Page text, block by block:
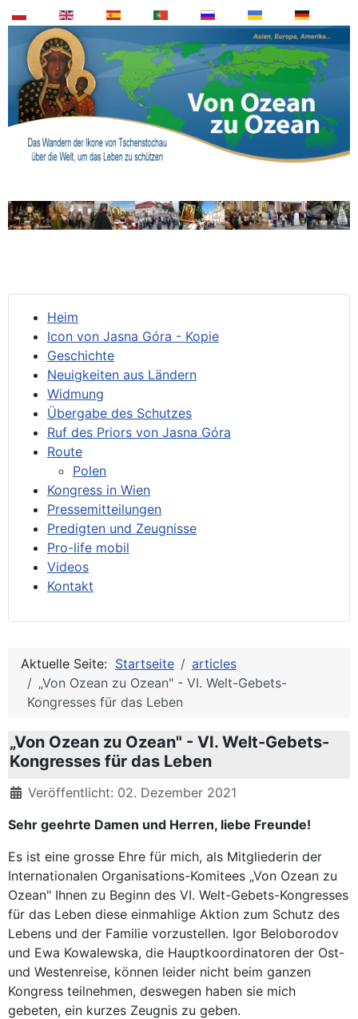
Heim
Icon von Jasna Góra - Kopie
Geschichte
Neuigkeiten aus Ländern
Widmung
Übergabe des Schutzes
Ruf des Priors von Jasna Góra
Route
Polen
Kongress in Wien
Pressemitteilungen
Predigten und Zeugnisse
Pro-life mobil
Videos
Kontakt
Aktuelle Seite: Startseite
articles
„Von Ozean zu Ozean" - VI. Welt-Gebets-
Kongresses für das Leben
„Von Ozean zu Ozean" - VI. Welt-Gebets-
Kongresses für das Leben
Details
Veröffentlicht: 02. Dezember 2021
Sehr geehrte Damen und Herren, liebe Freunde!
Es ist eine grosse Ehre für mich, als Mitgliederin der
Internationalen Organisations-Komitees „Von Ozean zu
Ozean" Ihnen zu Beginn des VI. Welt-Gebets-Kongresses
für das Leben diese einmahlige Aktion zum Schutz des
Lebens und der Familie vorzustellen. Igor Beloborodov
und Ewa Kowalewska, die Hauptkoordinatoren der Ost-
und Westenreise, können leider nicht beim ganzen
Kongress teilnehmen, deswegen haben sie mich
gebeten, ein kurzes Zeugnis zu geben.